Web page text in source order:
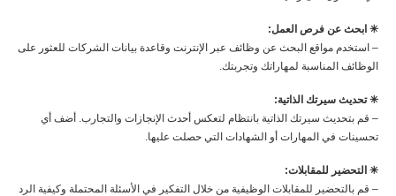
✳︎ ابحث عن فرص العمل:
– استخدم مواقع البحث عن وظائف عبر الإنترنت وقاعدة بيانات الشركات للعثور على
الوظائف المناسبة لمهاراتك وتجربتك.
✳︎ تحديث سيرتك الذاتية:
– قم بتحديث سيرتك الذاتية بانتظام لتعكس أحدث الإنجازات والتجارب. أضف أي
تحسينات في المهارات أو الشهادات التي حصلت عليها.
✳︎ التحضير للمقابلات:
– قم بالتحضير للمقابلات الوظيفية من خلال التفكير في الأسئلة المحتملة وكيفية الرد